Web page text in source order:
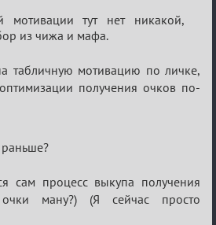
мотивации тут нет никакой,
из чижа и мафа.
табличную мотивацию по личке,
получения очков по-
сам процесс выкупа получения
ману?) (Я сейчас просто